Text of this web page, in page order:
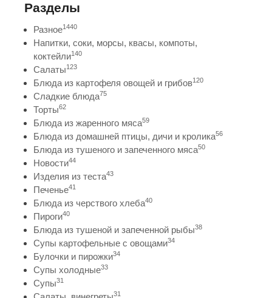
Разделы
Разное1440
Напитки, соки, морсы, квасы, компоты,
коктейли140
Салаты123
Блюда из картофеля овощей и грибов120
Сладкие блюда75
Торты62
Блюда из жаренного мяса59
Блюда из домашней птицы, дичи и кролика56
Блюда из тушеного и запеченного мяса50
Новости44
Изделия из теста43
Печенье41
Блюда из черствого хлеба40
Пироги40
Блюда из тушеной и запеченной рыбы38
Супы картофельные с овощами34
Булочки и пирожки34
Супы холодные33
Супы31
31